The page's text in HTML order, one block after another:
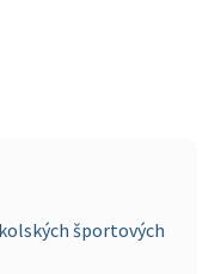
športových